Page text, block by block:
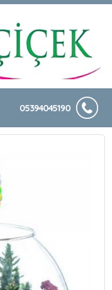
05394045190